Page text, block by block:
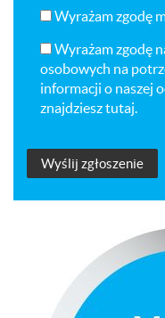
Wyrażam zgodę
Wyrażam zgodę
osobowych na
informacji o naszej
znajdziesztutaj.